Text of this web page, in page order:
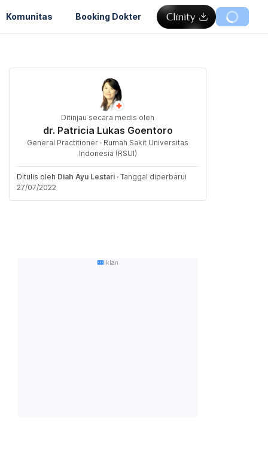
Komunitas Booking Dokter
Ditinjau secara medis oleh
dr. Patricia Lukas Goentoro
General Practitioner · Rumah Sakit Universitas
Indonesia (RSUI)
Ditulis oleh Diah Ayu Lestari · Tanggal diperbarui
27/07/2022
Iklan